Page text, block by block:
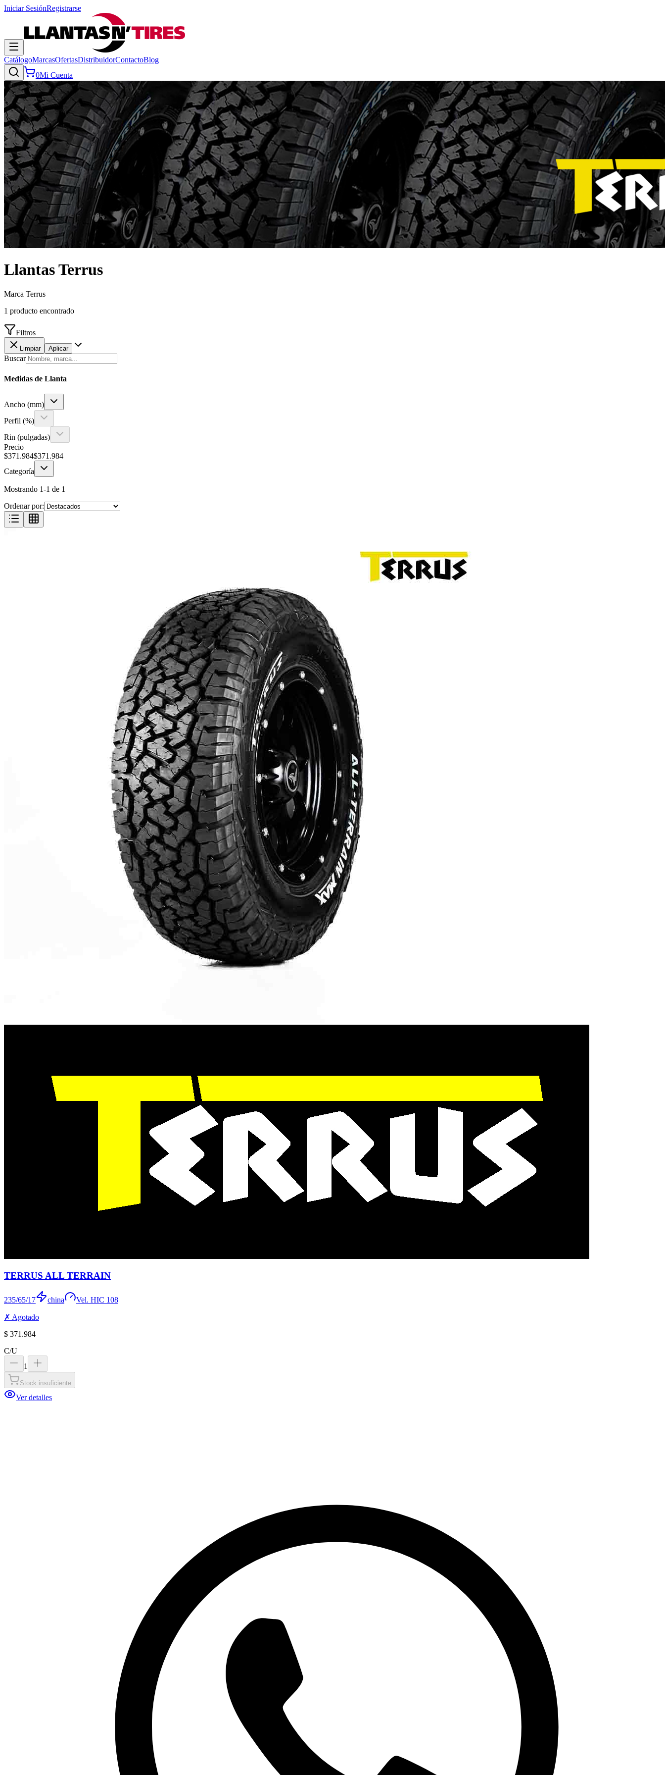
Iniciar SesiónRegistrarse
CatálogoMarcasOfertasDistribuidorContactoBlog
0Mi Cuenta
LlantasTerrus
Marca Terrus
1 producto encontrado
Filtros
Limpiar Aplicar
Buscar
Medidas de Llanta
Ancho (mm)
Perfil (%)
Rin (pulgadas)
Precio
$371.984$371.984
Categoría
Mostrando 1-1 de 1
Ordenar por:
TERRUS ALL TERRAIN
235/65/17 china Vel. HIC 108
✗ Agotado
$ 371.984
C/U
1
Stock insuficiente
Ver detalles